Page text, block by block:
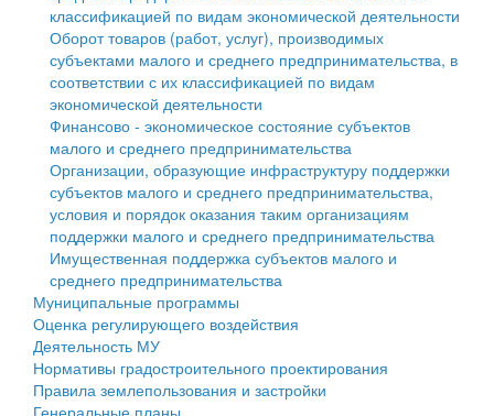
Фотоальбом
Проекты административных регламентов
Антимонопольный комплаенс
Противодействие коррупции
среднего предпринимательства
Муниципальные программы
Контрольно-счетная палата
Персональные данные
Оценка регулирующего воздействия
Деятельность МУ
Нормативы градостроительного проектирования
Правила землепользования и застройки
Генеральные планы
классификацией по видам экономической деятельности
Оборот товаров (работ, услуг), производимых
субъектами малого и среднего предпринимательства, в
соответствии с их классификацией по видам
экономической деятельности
Финансово - экономическое состояние субъектов
малого и среднего предпринимательства
Организации, образующие инфраструктуру поддержки
субъектов малого и среднего предпринимательства,
условия и порядок оказания таким организациям
поддержки малого и среднего предпринимательства
Имущественная поддержка субъектов малого и
среднего предпринимательства
Муниципальные программы
Оценка регулирующего воздействия
Деятельность МУ
Нормативы градостроительного проектирования
Правила землепользования и застройки
Генеральные планы